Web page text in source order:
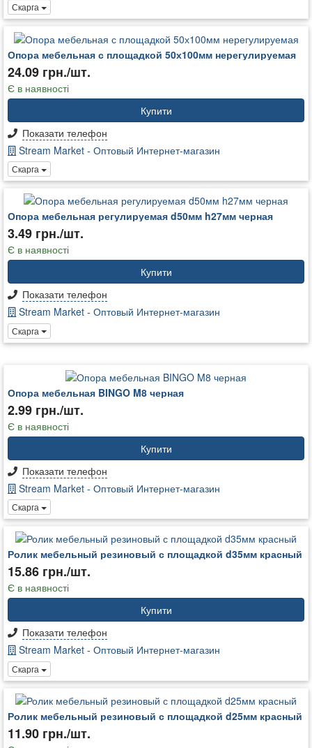
Скарга
Опора мебельная с площадкой 50х100мм нерегулируемая
24.09 грн./шт.
Є в наявності
Купити
Показати телефон
Stream Market - Оптовый Интернет-магазин
Скарга
Опора мебельная регулируемая d50мм h27мм черная
3.49 грн./шт.
Є в наявності
Купити
Показати телефон
Stream Market - Оптовый Интернет-магазин
Скарга
Опора мебельная BINGO M8 черная
2.99 грн./шт.
Є в наявності
Купити
Показати телефон
Stream Market - Оптовый Интернет-магазин
Скарга
Ролик мебельный резиновый с площадкой d35мм красный
15.86 грн./шт.
Є в наявності
Купити
Показати телефон
Stream Market - Оптовый Интернет-магазин
Скарга
Ролик мебельный резиновый с площадкой d25мм красный
11.90 грн./шт.